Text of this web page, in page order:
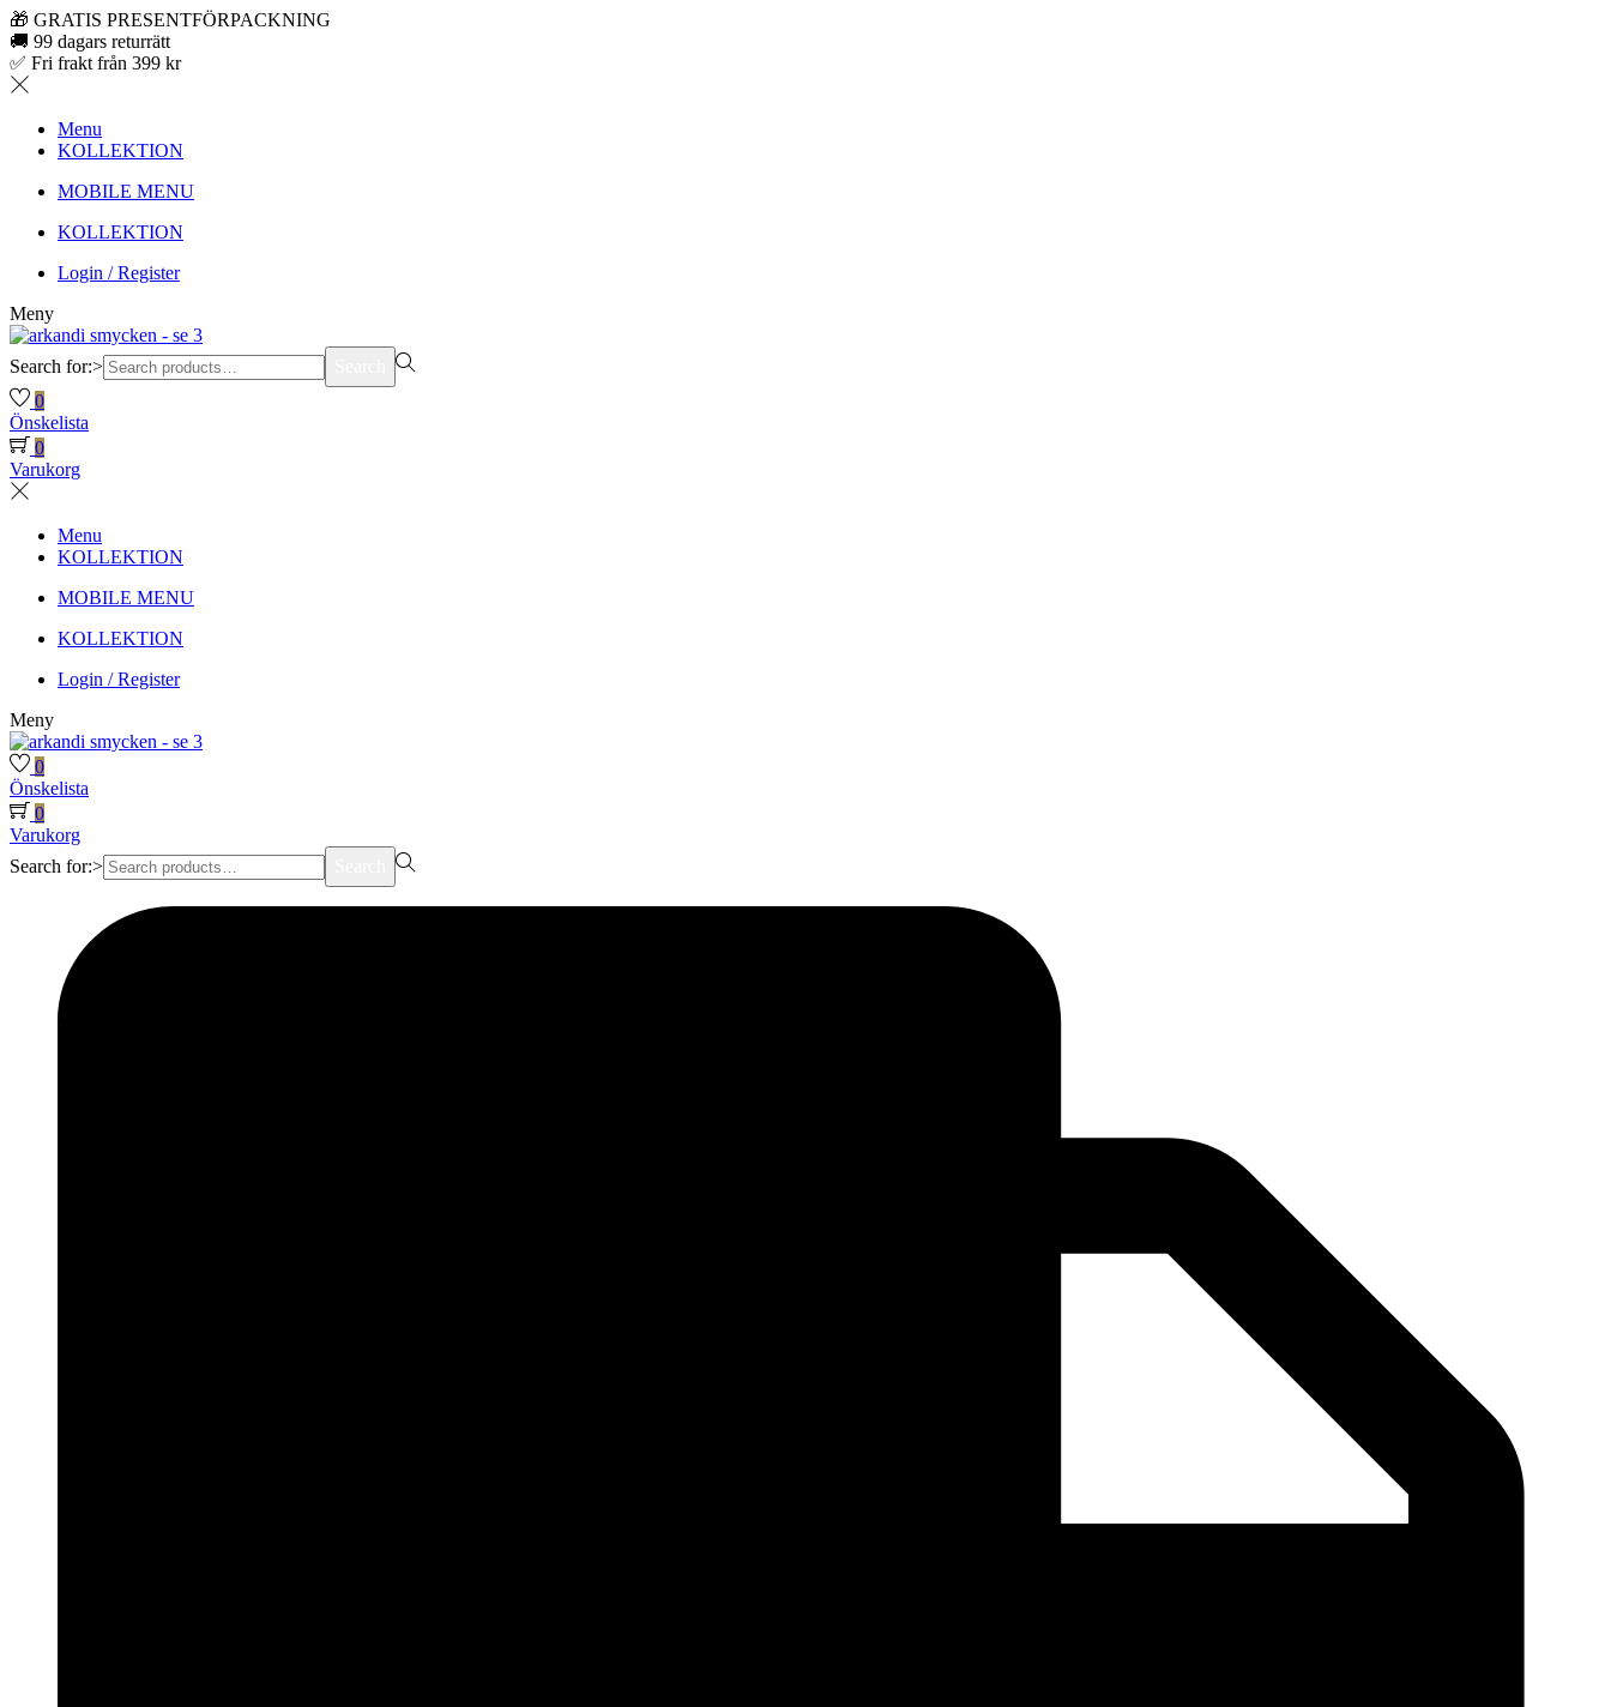
🎁 GRATIS PRESENTFÖRPACKNING
🚚 99 dagars returrätt
✅ Fri frakt från 399 kr
Menu
KOLLEKTION
MOBILE MENU
KOLLEKTION
Login / Register
Meny
Search for:>
0
Önskelista
0
Varukorg
Menu
KOLLEKTION
MOBILE MENU
KOLLEKTION
Login / Register
Meny
0
Önskelista
0
Varukorg
Search for:>